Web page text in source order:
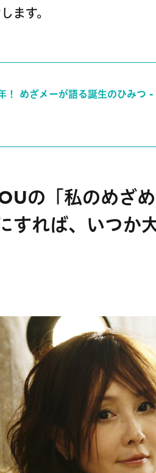
ます。
！ めざメーが語る誕生のひみつ -
の「私のめざ
すれば、いつか